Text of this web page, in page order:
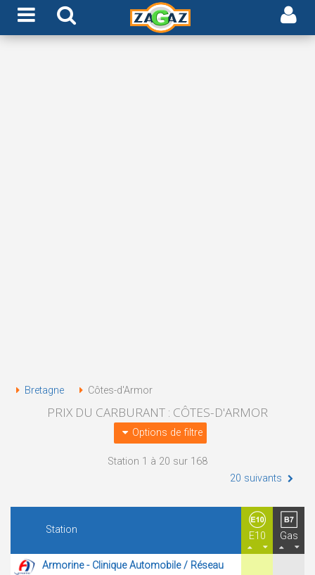
Bretagne Côtes-d'Armor
PRIX DU CARBURANT : CÔTES-D'ARMOR
Options de filtre
Station 1 à 20 sur 168
20 suivants
Station
E10 Gas
Armorine - Clinique Automobile / Réseau